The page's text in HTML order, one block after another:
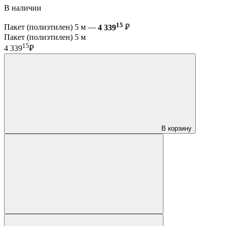
В наличии
Пакет (полиэтилен) 5 м — 4 33915 ₽
Пакет (полиэтилен) 5 м
4 33915₽
В корзину